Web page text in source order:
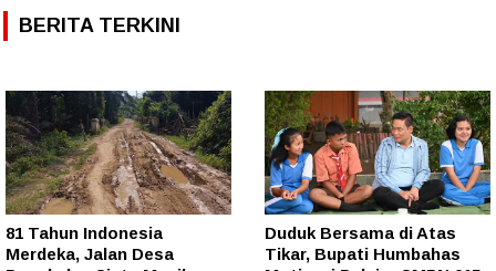
BERITA TERKINI
81 Tahun Indonesia
Merdeka, Jalan Desa
Duduk Bersama di Atas
Tikar, Bupati Humbahas